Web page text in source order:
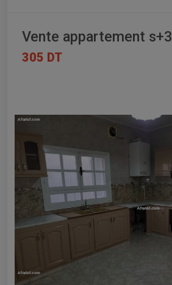
Vente appartement s+3
305 DT